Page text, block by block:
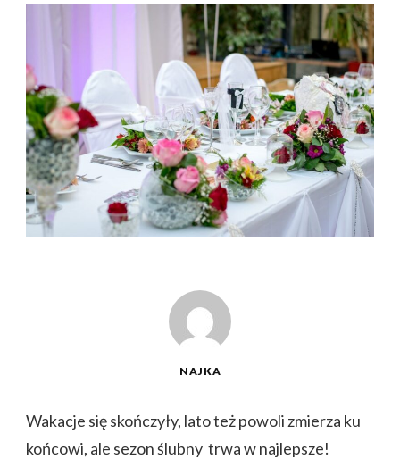
NAJKA
Wakacje się skończyły, lato też powoli zmierza ku
końcowi, ale sezon ślubny trwa w najlepsze!